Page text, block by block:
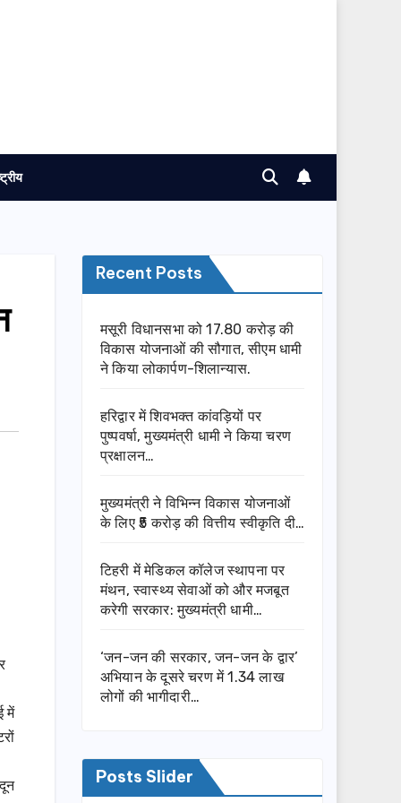
में
Recent Posts
मसूरी विधानसभा को 17.80 करोड़ की
विकास योजनाओं की सौगात, सीएम धामी
ने किया लोकार्पण-शिलान्यास.
हरिद्वार में शिवभक्त कांवड़ियों पर
पुष्पवर्षा, मुख्यमंत्री धामी ने किया चरण
प्रक्षालन…
मुख्यमंत्री ने विभिन्न विकास योजनाओं
के लिए ₹5 करोड़ की वित्तीय स्वीकृति दी…
टिहरी में मेडिकल कॉलेज स्थापना पर
मंथन, स्वास्थ्य सेवाओं को और मजबूत
करेगी सरकार: मुख्यमंत्री धामी…
‘जन-जन की सरकार, जन-जन के द्वार’
अभियान के दूसरे चरण में 1.34 लाख
लोगों की भागीदारी…
Posts Slider